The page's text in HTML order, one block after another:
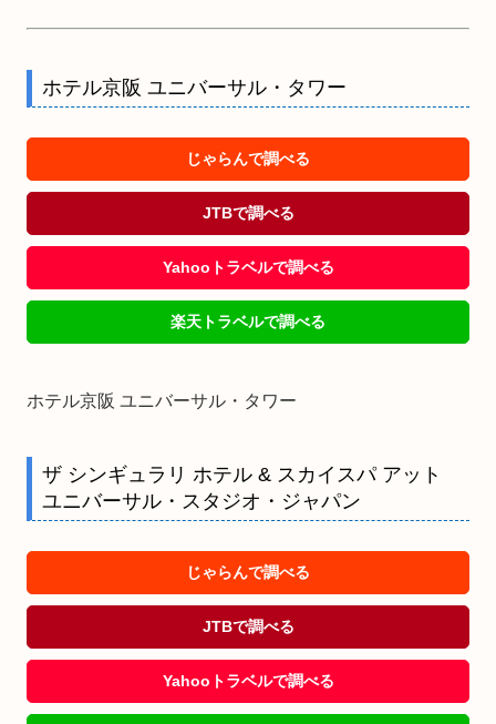
ホテル京阪 ユニバーサル・タワー
じゃらんで調べる
JTBで調べる
Yahooトラベルで調べる
楽天トラベルで調べる
ホテル京阪 ユニバーサル・タワー
ザ シンギュラリ ホテル & スカイスパ アット
ユニバーサル・スタジオ・ジャパン
じゃらんで調べる
JTBで調べる
Yahooトラベルで調べる